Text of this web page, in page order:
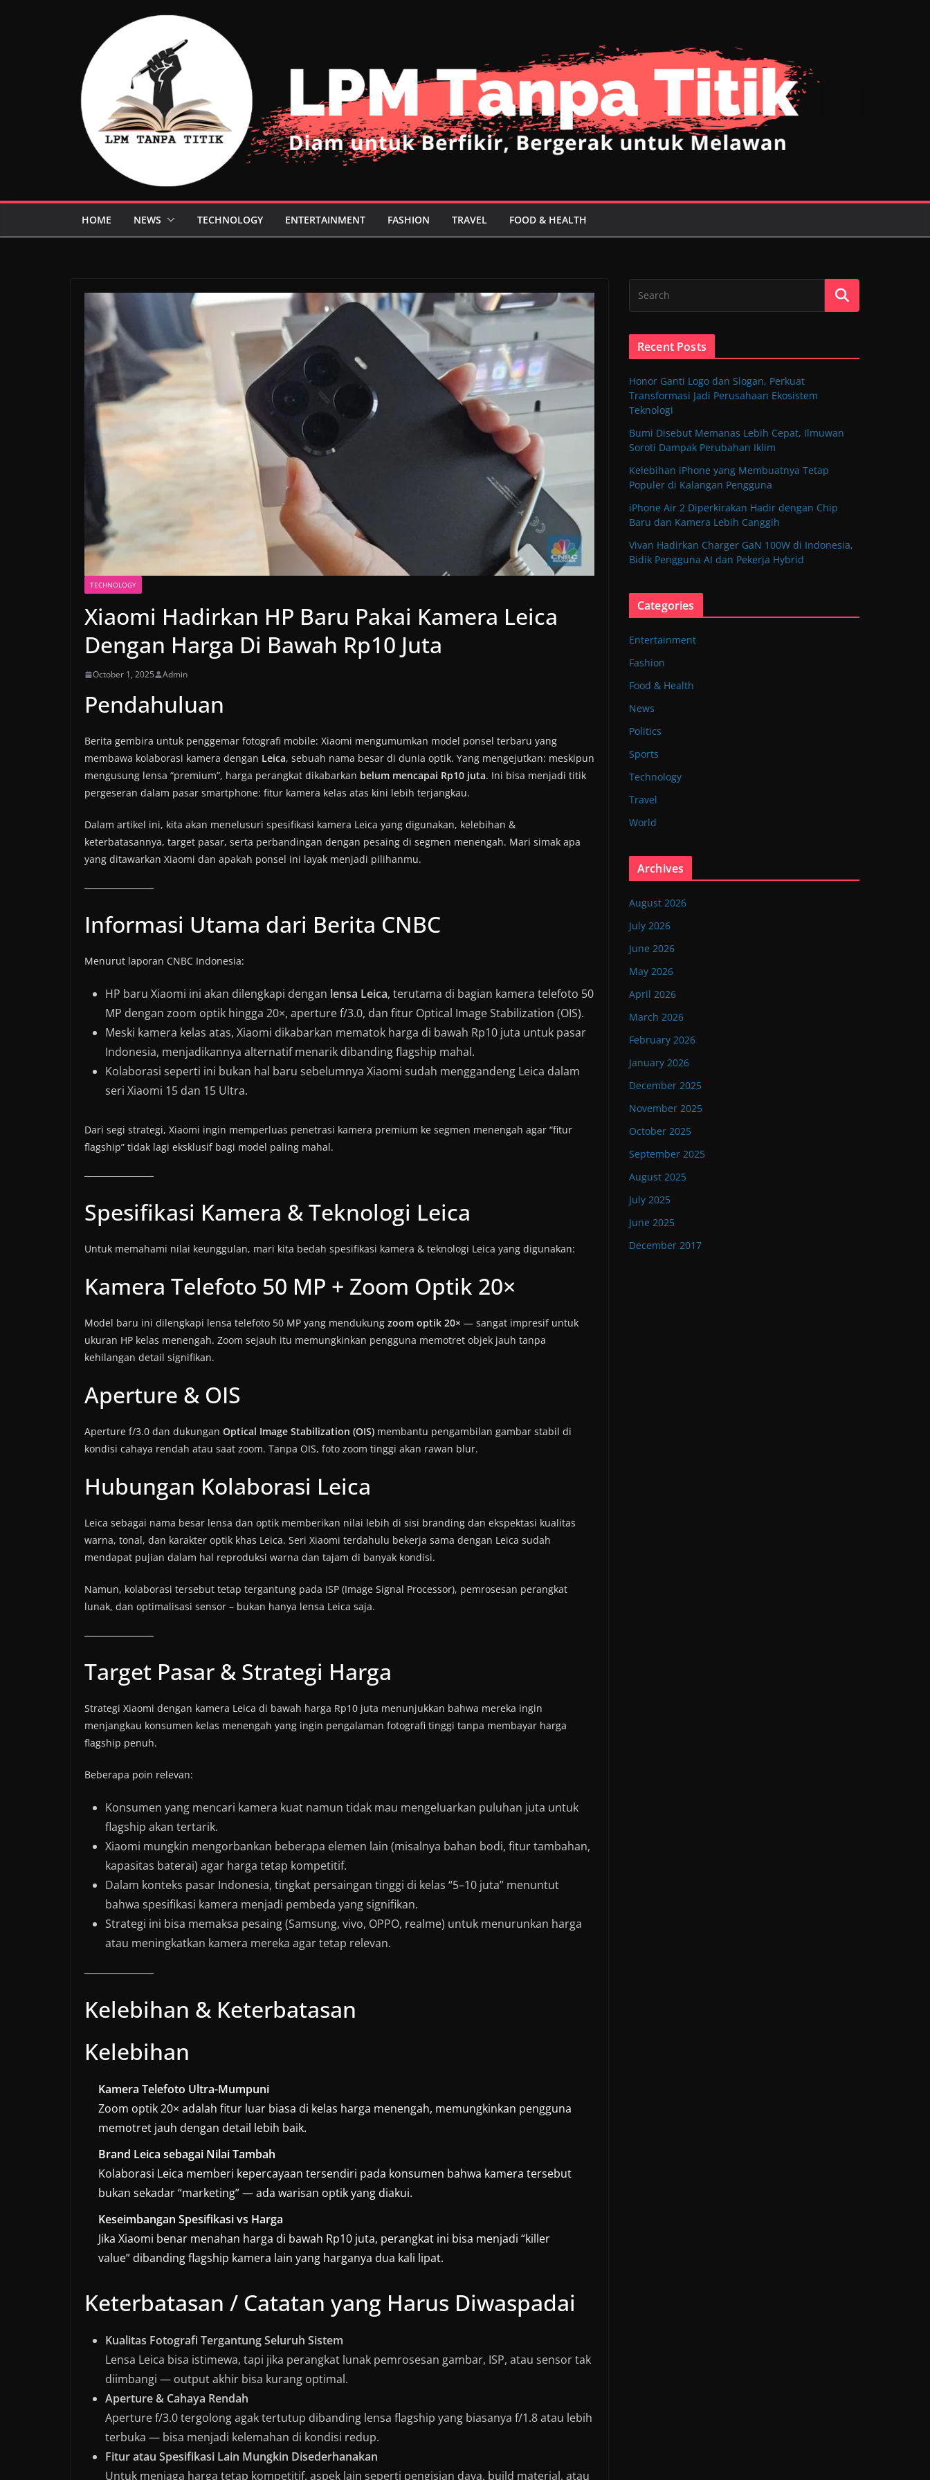
HOME NEWS TECHNOLOGY ENTERTAINMENT FASHION TRAVEL FOOD & HEALTH
TECHNOLOGY
Xiaomi Hadirkan HP Baru Pakai Kamera Leica
Dengan Harga Di Bawah Rp10 Juta
October 1, 2025 Admin
Pendahuluan
Berita gembira untuk penggemar fotografi mobile: Xiaomi mengumumkan model ponsel terbaru yang
membawa kolaborasi kamera dengan Leica, sebuah nama besar di dunia optik. Yang mengejutkan: meskipun
mengusung lensa “premium”, harga perangkat dikabarkan belum mencapai Rp10 juta. Ini bisa menjadi titik
pergeseran dalam pasar smartphone: fitur kamera kelas atas kini lebih terjangkau.
Dalam artikel ini, kita akan menelusuri spesifikasi kamera Leica yang digunakan, kelebihan &
keterbatasannya, target pasar, serta perbandingan dengan pesaing di segmen menengah. Mari simak apa
yang ditawarkan Xiaomi dan apakah ponsel ini layak menjadi pilihanmu.
Informasi Utama dari Berita CNBC
Menurut laporan CNBC Indonesia:
HP baru Xiaomi ini akan dilengkapi dengan lensa Leica, terutama di bagian kamera telefoto 50
MP dengan zoom optik hingga 20×, aperture f/3.0, dan fitur Optical Image Stabilization (OIS).
Meski kamera kelas atas, Xiaomi dikabarkan mematok harga di bawah Rp10 juta untuk pasar
Indonesia, menjadikannya alternatif menarik dibanding flagship mahal.
Kolaborasi seperti ini bukan hal baru sebelumnya Xiaomi sudah menggandeng Leica dalam
seri Xiaomi 15 dan 15 Ultra.
Dari segi strategi, Xiaomi ingin memperluas penetrasi kamera premium ke segmen menengah agar “fitur
flagship” tidak lagi eksklusif bagi model paling mahal.
Spesifikasi Kamera & Teknologi Leica
Untuk memahami nilai keunggulan, mari kita bedah spesifikasi kamera & teknologi Leica yang digunakan:
Kamera Telefoto 50 MP + Zoom Optik 20×
Model baru ini dilengkapi lensa telefoto 50 MP yang mendukung zoom optik 20× — sangat impresif untuk
ukuran HP kelas menengah. Zoom sejauh itu memungkinkan pengguna memotret objek jauh tanpa
kehilangan detail signifikan.
Aperture & OIS
Aperture f/3.0 dan dukungan Optical Image Stabilization (OIS) membantu pengambilan gambar stabil di
kondisi cahaya rendah atau saat zoom. Tanpa OIS, foto zoom tinggi akan rawan blur.
Hubungan Kolaborasi Leica
Leica sebagai nama besar lensa dan optik memberikan nilai lebih di sisi branding dan ekspektasi kualitas
warna, tonal, dan karakter optik khas Leica. Seri Xiaomi terdahulu bekerja sama dengan Leica sudah
mendapat pujian dalam hal reproduksi warna dan tajam di banyak kondisi.
Namun, kolaborasi tersebut tetap tergantung pada ISP (Image Signal Processor), pemrosesan perangkat
lunak, dan optimalisasi sensor – bukan hanya lensa Leica saja.
Target Pasar & Strategi Harga
Strategi Xiaomi dengan kamera Leica di bawah harga Rp10 juta menunjukkan bahwa mereka ingin
menjangkau konsumen kelas menengah yang ingin pengalaman fotografi tinggi tanpa membayar harga
flagship penuh.
Beberapa poin relevan:
Konsumen yang mencari kamera kuat namun tidak mau mengeluarkan puluhan juta untuk
flagship akan tertarik.
Xiaomi mungkin mengorbankan beberapa elemen lain (misalnya bahan bodi, fitur tambahan,
kapasitas baterai) agar harga tetap kompetitif.
Dalam konteks pasar Indonesia, tingkat persaingan tinggi di kelas “5–10 juta” menuntut
bahwa spesifikasi kamera menjadi pembeda yang signifikan.
Strategi ini bisa memaksa pesaing (Samsung, vivo, OPPO, realme) untuk menurunkan harga
atau meningkatkan kamera mereka agar tetap relevan.
Kelebihan & Keterbatasan
Kelebihan
Kamera Telefoto Ultra-Mumpuni
Zoom optik 20× adalah fitur luar biasa di kelas harga menengah, memungkinkan pengguna
memotret jauh dengan detail lebih baik.
Brand Leica sebagai Nilai Tambah
Kolaborasi Leica memberi kepercayaan tersendiri pada konsumen bahwa kamera tersebut
bukan sekadar “marketing” — ada warisan optik yang diakui.
Keseimbangan Spesifikasi vs Harga
Jika Xiaomi benar menahan harga di bawah Rp10 juta, perangkat ini bisa menjadi “killer
value” dibanding flagship kamera lain yang harganya dua kali lipat.
Keterbatasan / Catatan yang Harus Diwaspadai
Kualitas Fotografi Tergantung Seluruh Sistem
Lensa Leica bisa istimewa, tapi jika perangkat lunak pemrosesan gambar, ISP, atau sensor tak
diimbangi — output akhir bisa kurang optimal.
Aperture & Cahaya Rendah
Aperture f/3.0 tergolong agak tertutup dibanding lensa flagship yang biasanya f/1.8 atau lebih
terbuka — bisa menjadi kelemahan di kondisi redup.
Fitur atau Spesifikasi Lain Mungkin Disederhanakan
Untuk menjaga harga tetap kompetitif, aspek lain seperti pengisian daya, build material, atau
Recent Posts
Honor Ganti Logo dan Slogan, Perkuat
Transformasi Jadi Perusahaan Ekosistem
Teknologi
Bumi Disebut Memanas Lebih Cepat, Ilmuwan
Soroti Dampak Perubahan Iklim
Kelebihan iPhone yang Membuatnya Tetap
Populer di Kalangan Pengguna
iPhone Air 2 Diperkirakan Hadir dengan Chip
Baru dan Kamera Lebih Canggih
Vivan Hadirkan Charger GaN 100W di Indonesia,
Bidik Pengguna AI dan Pekerja Hybrid
Categories
Entertainment
Fashion
Food & Health
News
Politics
Sports
Technology
Travel
World
Archives
August 2026
July 2026
June 2026
May 2026
April 2026
March 2026
February 2026
January 2026
December 2025
November 2025
October 2025
September 2025
August 2025
July 2025
June 2025
December 2017